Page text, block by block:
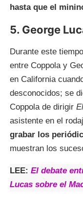
hasta que el
5. George
Durante este
entre Coppola y
en California
desconocidos; se
Coppola de dirigir
asistente en el
grabar los
muestran los
LEE: El debate
Lucas sobre el